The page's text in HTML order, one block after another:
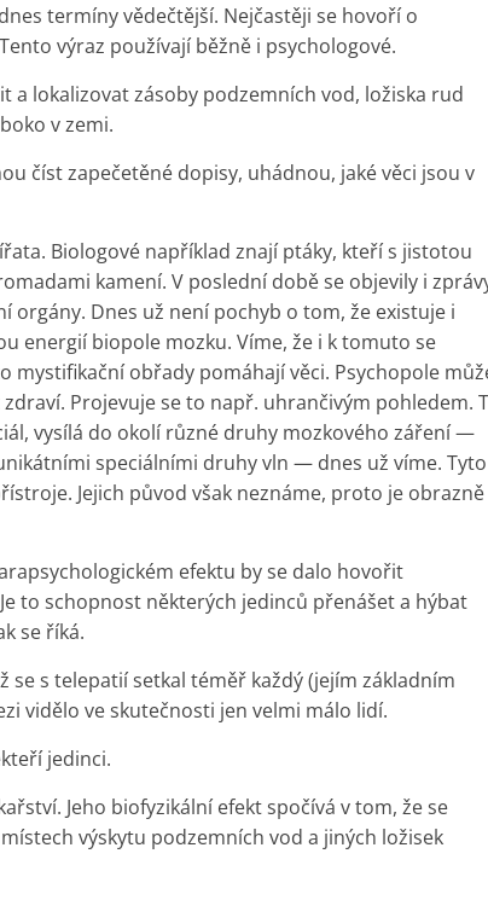
termíny vědečtější. Nejčastěji se hovoří o
výraz používají běžně i psychologové.
a lokalizovat zásoby podzemních vod, ložiska rud
v zemi.
číst zapečetěné dopisy, uhádnou, jaké věci jsou v
Biologové například znají ptáky, kteří s jistotou
kamení. V poslední době se objevily i
Dnes už není pochyb o tom, že existuje i
energií biopole mozku. Víme, že i k tomuto se
mystifikační obřady pomáhají věci. Psychopole
Projevuje se to např. uhrančivým pohledem.
vysílá do okolí různé druhy mozkového záření —
speciálními druhy vln — dnes už víme. Tyto
Jejich původ však neznáme, proto je obrazně
efektu by se dalo hovořit
to schopnost některých jedinců přenášet a hýbat
se říká.
se s telepatií setkal téměř každý (jejím základním
vidělo ve skutečnosti jen velmi málo lidí.
jedinci.
Jeho biofyzikální efekt spočívá v tom, že se
výskytu podzemních vod a jiných ložisek